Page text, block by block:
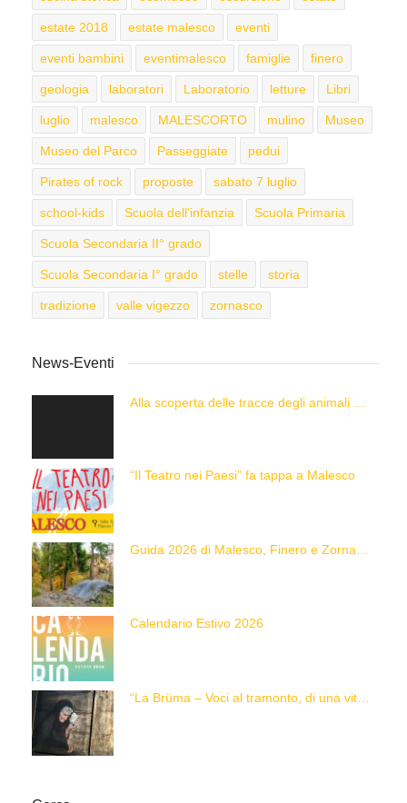
estate 2018 estate malesco eventi
eventi bambini eventimalesco famiglie finero
geologia laboratori Laboratorio letture Libri
luglio malesco MALESCORTO mulino Museo
Museo del Parco Passeggiate pedui
Pirates of rock proposte sabato 7 luglio
school-kids Scuola dell'infanzia Scuola Primaria
Scuola Secondaria II° grado
Scuola Secondaria I° grado stelle storia
tradizione valle vigezzo zornasco
News-Eventi
“Il Teatro nei Paesi” fa tappa a Malesco
Calendario Estivo 2026
“La Brüma – Voci al tramonto, di una vita e di un’epoca”